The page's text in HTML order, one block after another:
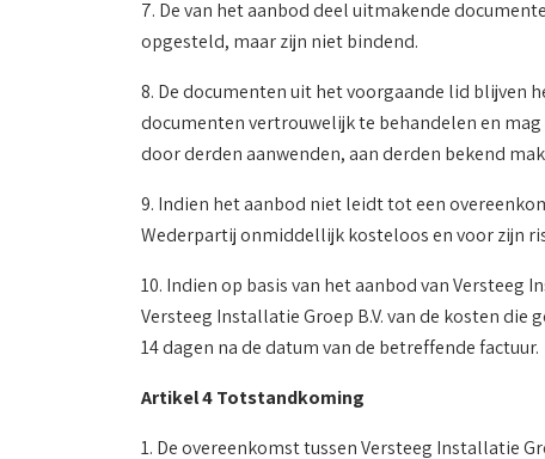
7. De van het aanbod deel uitmakende
opgesteld, maar zijn niet bindend.
8. De documenten uit het voorgaande lid blijven
documenten vertrouwelijk te behandelen en
door derden aanwenden, aan derden bekend
9. Indien het aanbod niet leidt tot een
Wederpartij onmiddellijk kosteloos en voor zijn
10. Indien op basis van het aanbod van
Versteeg Installatie Groep B.V. van de kosten
14 dagen na de datum van de betreffende factuur.
Artikel 4 Totstandkoming
1. De overeenkomst tussen Versteeg Installatie